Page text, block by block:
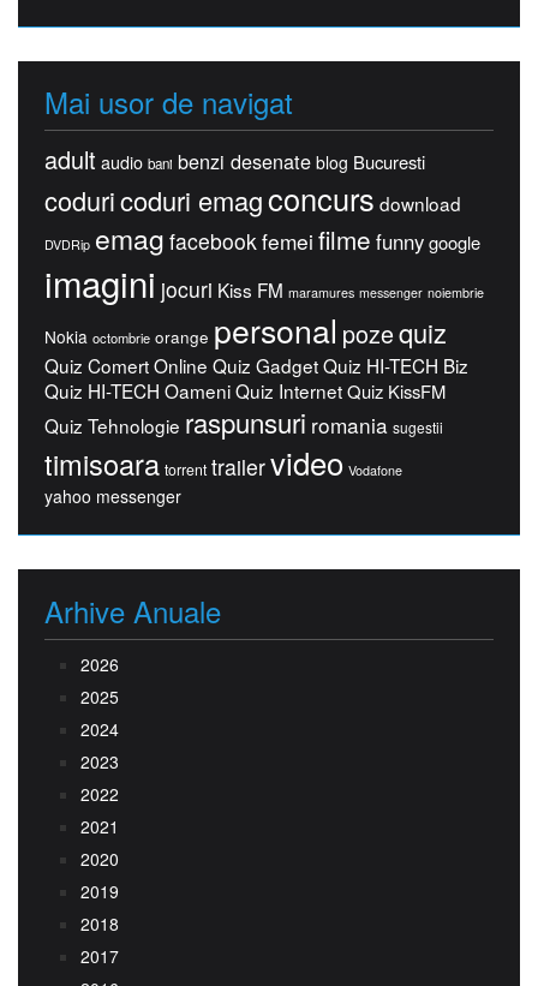
Mai usor de navigat
adult audio bani benzi desenate blog Bucuresti
coduricoduri emagconcurs download
DVDRip emag facebookfemei filme funny google
imagini jocuri Kiss FM maramures messenger noiembrie
Nokia octombrie orange personal pozequiz
Quiz Comert Online Quiz GadgetQuiz HI-TECH Biz
Quiz HI-TECH OameniQuiz Internet Quiz KissFM
Quiz Tehnologie raspunsuri romania sugestii
timisoara torrent trailervideo Vodafone
yahoo messenger
Arhive Anuale
2026
2025
2024
2023
2022
2021
2020
2019
2018
2017